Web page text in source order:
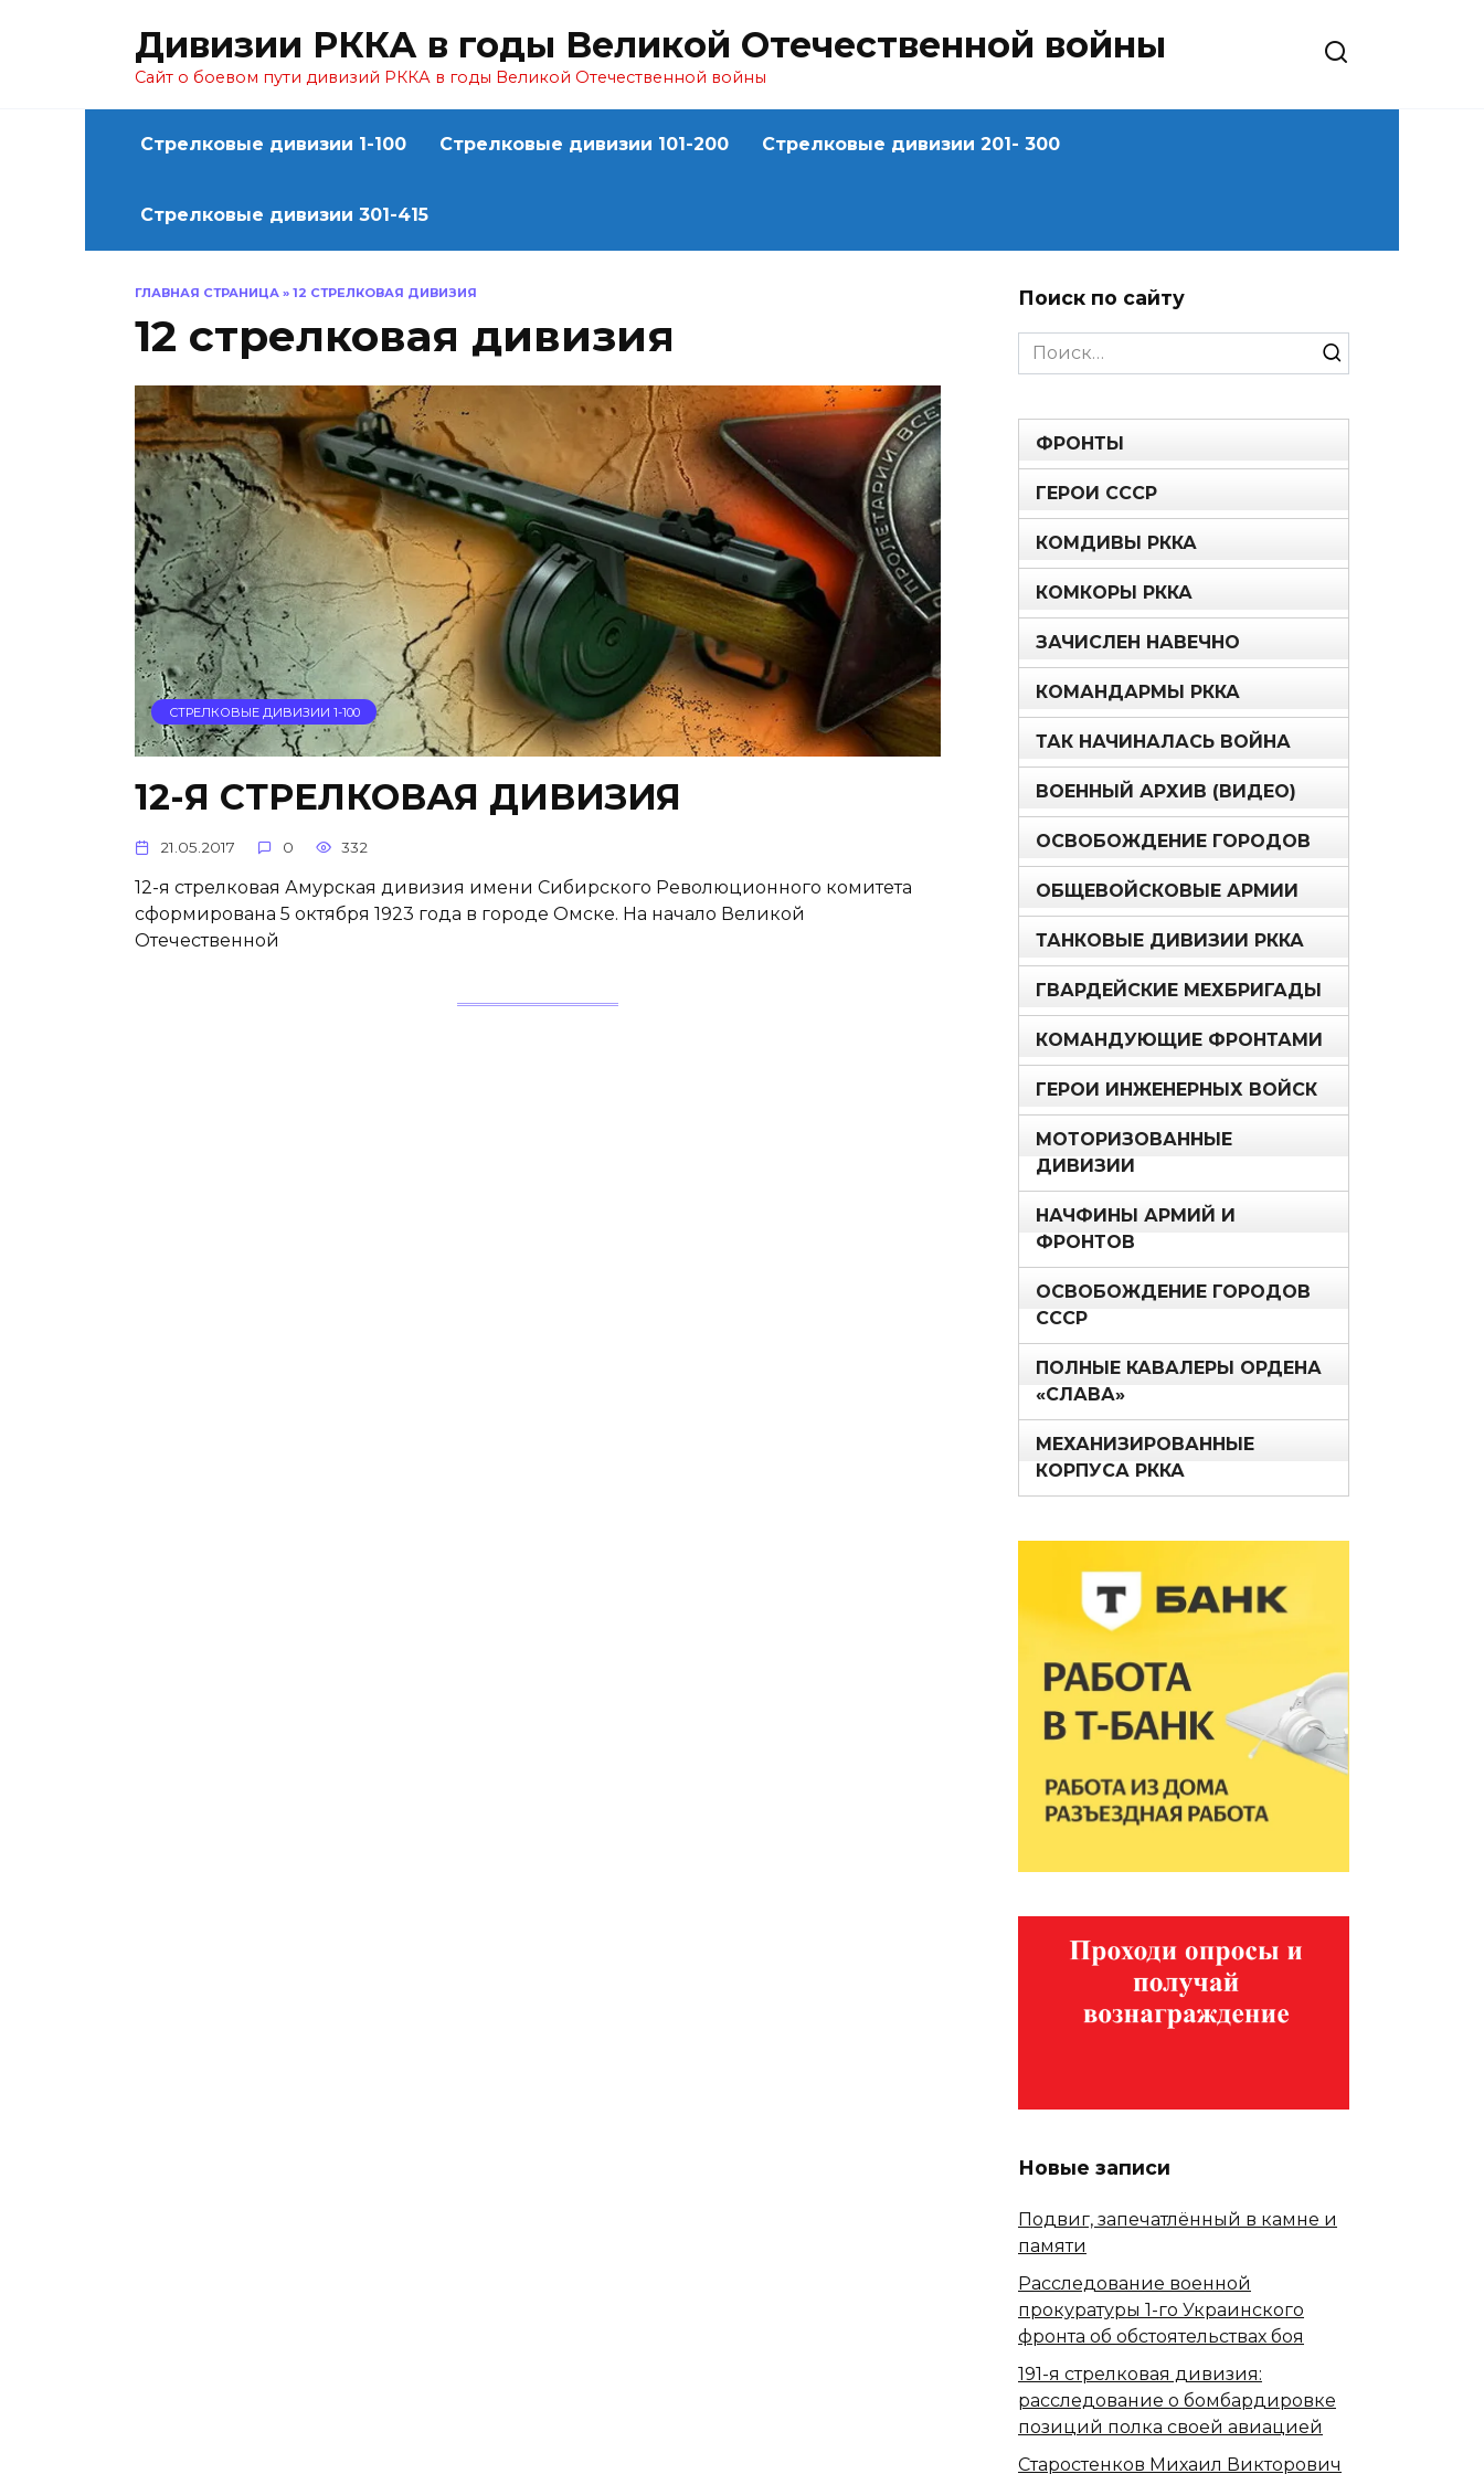
Дивизии РККА в годы Великой Отечественной войны
Сайт о боевом пути дивизий РККА в годы Великой Отечественной войны
Стрелковые дивизии 1-100 Стрелковые дивизии 101-200 Стрелковые дивизии 201- 300
Стрелковые дивизии 301-415
ГЛАВНАЯ СТРАНИЦА » 12 СТРЕЛКОВАЯ ДИВИЗИЯ
12 стрелковая дивизия
СТРЕЛКОВЫЕ ДИВИЗИИ 1-100
12-Я СТРЕЛКОВАЯ ДИВИЗИЯ
21.05.2017 0 332
12-я стрелковая Амурская дивизия имени Сибирского Революционного комитета
сформирована 5 октября 1923 года в городе Омске. На начало Великой
Отечественной
Поиск по сайту
Search
for:
ФРОНТЫ
ГЕРОИ СССР
КОМДИВЫ РККА
КОМКОРЫ РККА
ЗАЧИСЛЕН НАВЕЧНО
КОМАНДАРМЫ РККА
ТАК НАЧИНАЛАСЬ ВОЙНА
ВОЕННЫЙ АРХИВ (ВИДЕО)
ОСВОБОЖДЕНИЕ ГОРОДОВ
ОБЩЕВОЙСКОВЫЕ АРМИИ
ТАНКОВЫЕ ДИВИЗИИ РККА
ГВАРДЕЙСКИЕ МЕХБРИГАДЫ
КОМАНДУЮЩИЕ ФРОНТАМИ
ГЕРОИ ИНЖЕНЕРНЫХ ВОЙСК
МОТОРИЗОВАННЫЕ
ДИВИЗИИ
НАЧФИНЫ АРМИЙ И
ФРОНТОВ
ОСВОБОЖДЕНИЕ ГОРОДОВ
СССР
ПОЛНЫЕ КАВАЛЕРЫ ОРДЕНА
«СЛАВА»
МЕХАНИЗИРОВАННЫЕ
КОРПУСА РККА
Новые записи
Подвиг, запечатлённый в камне и
памяти
Расследование военной
прокуратуры 1-го Украинского
фронта об обстоятельствах боя
191-я стрелковая дивизия:
расследование о бомбардировке
позиций полка своей авиацией
Старостенков Михаил Викторович